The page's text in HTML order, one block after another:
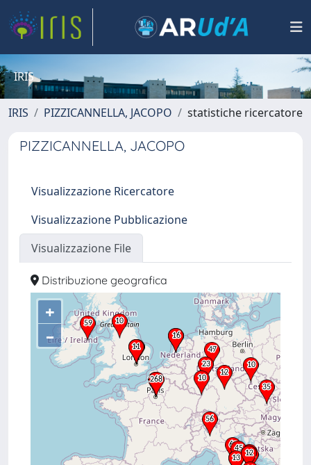
IRIS
IRIS PIZZICANNELLA, JACOPO statistiche ricercatore
PIZZICANNELLA, JACOPO
Visualizzazione Ricercatore
Visualizzazione Pubblicazione
Visualizzazione File
Distribuzione geografica
+
–